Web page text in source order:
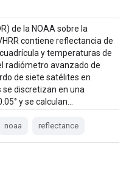
de la NOAA sobre la
contiene reflectancia de
y temperaturas de
radiómetro avanzado de
de siete satélites en
se discretizan en una
y se calculan…
noaa reflectance